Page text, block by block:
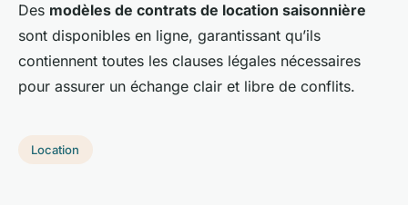
Des modèles de contrats de location saisonnière
sont disponibles en ligne, garantissant qu’ils
contiennent toutes les clauses légales nécessaires
pour assurer un échange clair et libre de conflits.
Location